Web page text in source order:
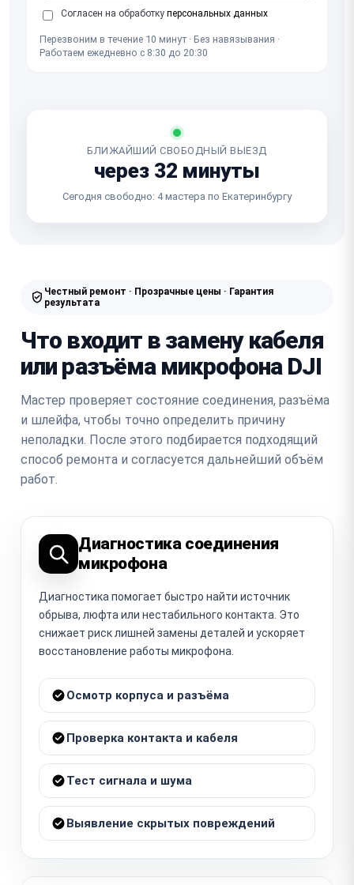
Согласен на обработку персональных данных
Перезвоним в течение 10 минут · Без навязывания ·
Работаем ежедневно с 8:30 до 20:30
БЛИЖАЙШИЙ СВОБОДНЫЙ ВЫЕЗД
через 32 минуты
Сегодня свободно: 4 мастера по Екатеринбургу
Честный ремонт · Прозрачные цены · Гарантия
результата
Что входит в замену кабеля
или разъёма микрофона DJI
Мастер проверяет состояние соединения, разъёма
и шлейфа, чтобы точно определить причину
неполадки. После этого подбирается подходящий
способ ремонта и согласуется дальнейший объём
работ.
Диагностика соединения
микрофона
Диагностика помогает быстро найти источник
обрыва, люфта или нестабильного контакта. Это
снижает риск лишней замены деталей и ускоряет
восстановление работы микрофона.
Осмотр корпуса и разъёма
Проверка контакта и кабеля
Тест сигнала и шума
Выявление скрытых повреждений